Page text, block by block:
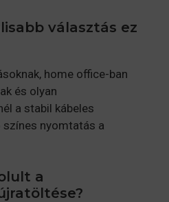
választás ez
home office-ban
és olyan
a stabil kábeles
nyomtatás a
a